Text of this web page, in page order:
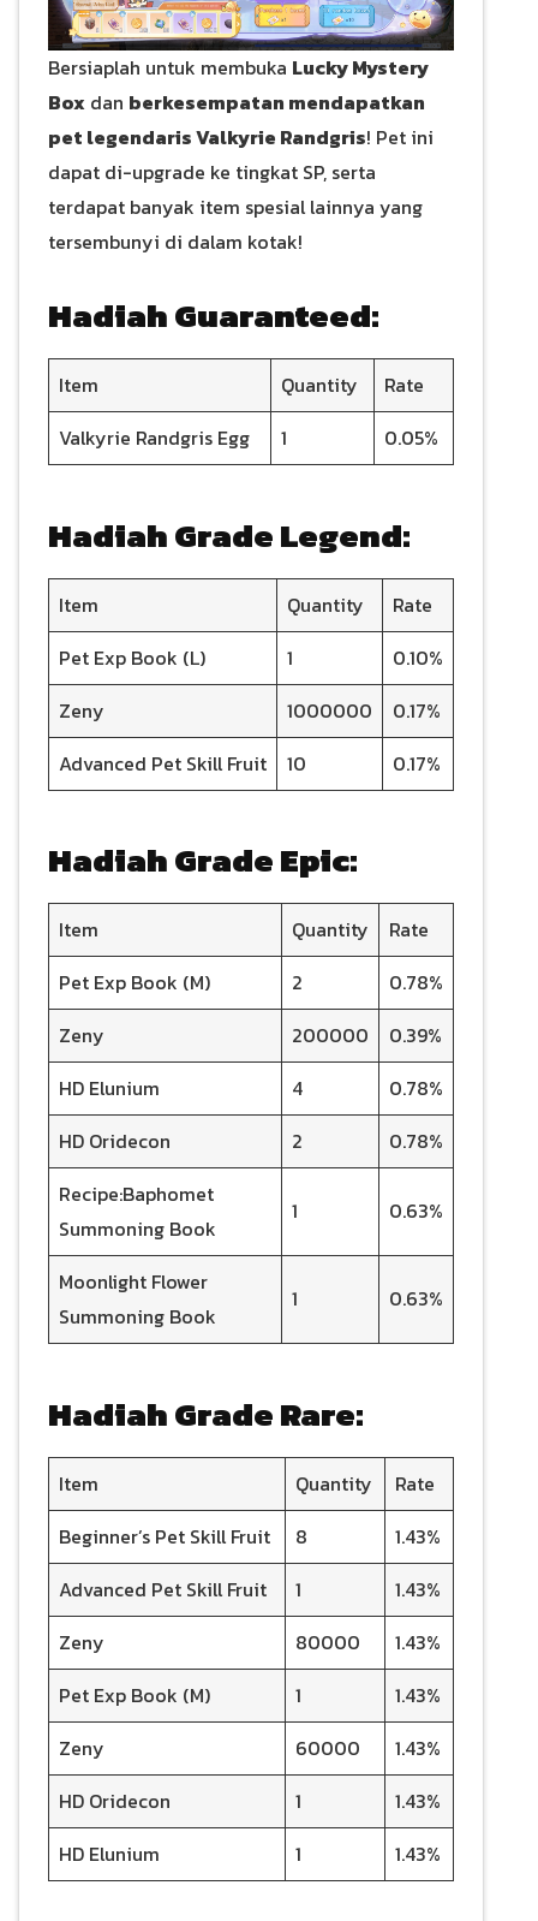
Bersiaplah untuk membuka Lucky Mystery
Box dan berkesempatan mendapatkan
pet legendaris Valkyrie Randgris! Pet ini
dapat di-upgrade ke tingkat SP, serta
terdapat banyak item spesial lainnya yang
tersembunyi di dalam kotak!
Hadiah Guaranteed:
Item Quantity
Rate
Valkyrie Randgris Egg
1 0.05%
Hadiah Grade Legend:
Item Quantity
Rate
Pet Exp Book (L)
1
0.10%
Zeny
1000000
0.17%
Advanced Pet Skill Fruit
10 0.17%
Hadiah Grade Epic:
Item Quantity
Rate
Pet Exp Book (M)
2
0.78%
Zeny
200000
0.39%
HD Elunium
4
0.78%
HD Oridecon
2
0.78%
Recipe:Baphomet
Summoning Book
1 0.63%
Moonlight Flower
Summoning Book
1 0.63%
Hadiah Grade Rare:
Item Quantity
Rate
Beginner’s Pet Skill Fruit
8
1.43%
Advanced Pet Skill Fruit
1
1.43%
Zeny
80000
1.43%
Pet Exp Book (M)
1
1.43%
Zeny
60000
1.43%
HD Oridecon
1
1.43%
HD Elunium
1 1.43%